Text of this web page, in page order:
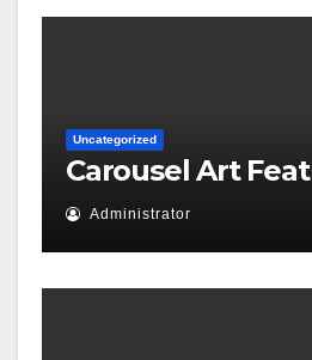
Uncategorized
Carousel Art
Administrator